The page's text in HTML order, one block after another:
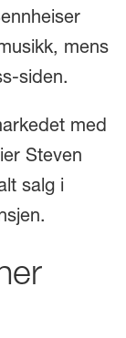
mens
siden.
med
Steven
salg i